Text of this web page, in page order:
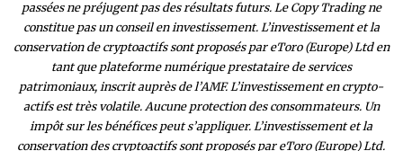
passées ne préjugent pas des résultats futurs. Le Copy Trading ne
constitue pas un conseil en investissement. L’investissement et la
conservation de cryptoactifs sont proposés par eToro (Europe) Ltd en
tant que plateforme numérique prestataire de services
patrimoniaux, inscrit auprès de l’AMF. L’investissement en crypto-
actifs est très volatile. Aucune protection des consommateurs. Un
impôt sur les bénéfices peut s’appliquer. L’investissement et la
conservation des cryptoactifs sont proposés par eToro (Europe) Ltd.